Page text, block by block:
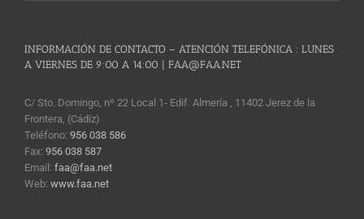
INFORMACIÓN DE CONTACTO – ATENCIÓN TELEFÓNICA : LUNES
A VIERNES DE 9:00 A 14:00 | FAA@FAA.NET
C/ Sto. Domingo, nº 22 Local 1- Edif. Almería , 11402 Jerez de la
Frontera, (Cádiz)
Teléfono: 956 038 586
Fax: 956 038 587
Email: faa@faa.net
Web: www.faa.net